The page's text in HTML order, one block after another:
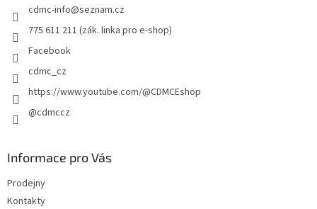
cdmc-info@seznam.cz
775 611 211 (zák. linka pro e-shop)
Facebook
cdmc_cz
https://www.youtube.com/@CDMCEshop
@cdmccz
Informace pro Vás
Prodejny
Kontakty